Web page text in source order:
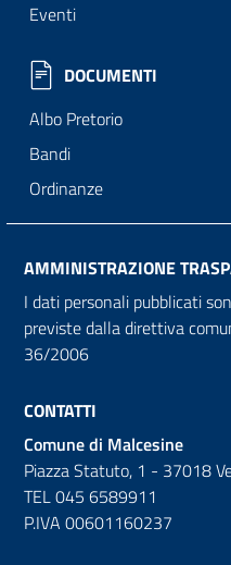
Eventi
DOCUMENTI
Albo Pretorio
Bandi
Ordinanze
AMMINISTRAZIONE
I dati personali pubblicati
previste dalla direttiva
36/2006
CONTATTI
Comune di Malcesine
Piazza Statuto, 1 - 37018
TEL 045 6589911
P.IVA 00601160237